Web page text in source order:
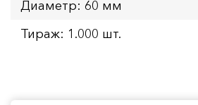
Диаметр: 60 мм
Тираж: 1.000 шт.